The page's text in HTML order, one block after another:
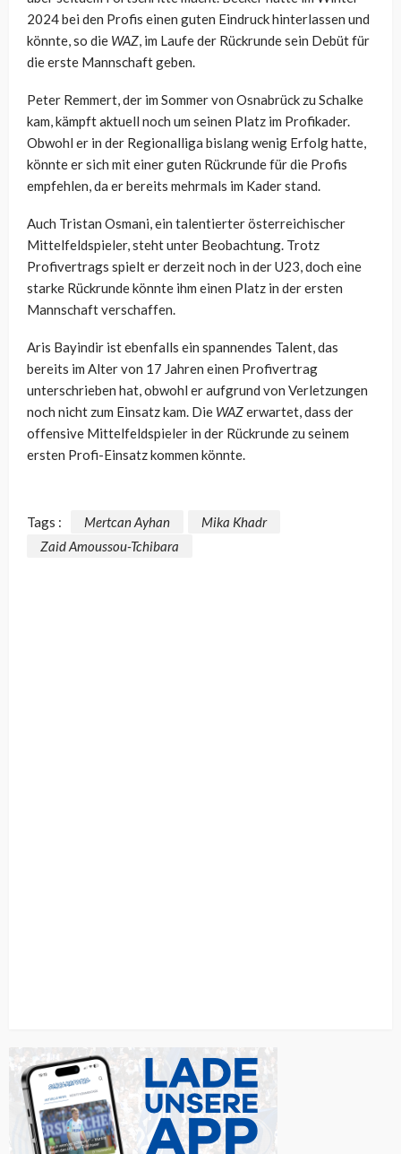
2024 bei den Profis einen guten Eindruck hinterlassen und
könnte, so die WAZ, im Laufe der Rückrunde sein Debüt für
die erste Mannschaft geben.
Peter Remmert, der im Sommer von Osnabrück zu Schalke
kam, kämpft aktuell noch um seinen Platz im Profikader.
Obwohl er in der Regionalliga bislang wenig Erfolg hatte,
könnte er sich mit einer guten Rückrunde für die Profis
empfehlen, da er bereits mehrmals im Kader stand.
Auch Tristan Osmani, ein talentierter österreichischer
Mittelfeldspieler, steht unter Beobachtung. Trotz
Profivertrags spielt er derzeit noch in der U23, doch eine
starke Rückrunde könnte ihm einen Platz in der ersten
Mannschaft verschaffen.
Aris Bayindir ist ebenfalls ein spannendes Talent, das
bereits im Alter von 17 Jahren einen Profivertrag
unterschrieben hat, obwohl er aufgrund von Verletzungen
noch nicht zum Einsatz kam. Die WAZerwartet, dass der
offensive Mittelfeldspieler in der Rückrunde zu seinem
ersten Profi-Einsatz kommen könnte.
Tags : Mertcan Ayhan
Mika Khadr
Zaid Amoussou-Tchibara